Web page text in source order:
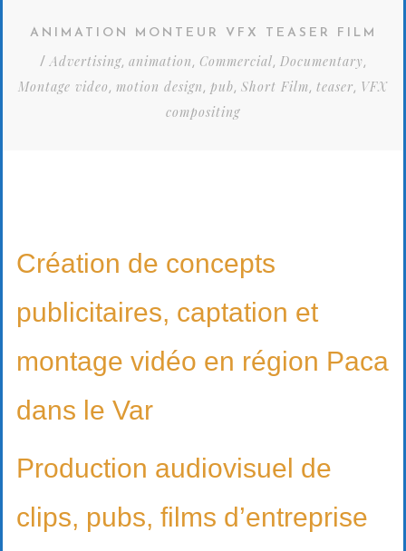
ANIMATION MONTEUR VFX TEASER FILM
/Advertising, animation, Commercial, Documentary,
Montage video, motion design, pub, Short Film, teaser, VFX
compositing
Création de concepts
publicitaires, captation et
montage vidéo en région Paca
dans le Var
Production audiovisuel de
clips, pubs, films d’entreprise